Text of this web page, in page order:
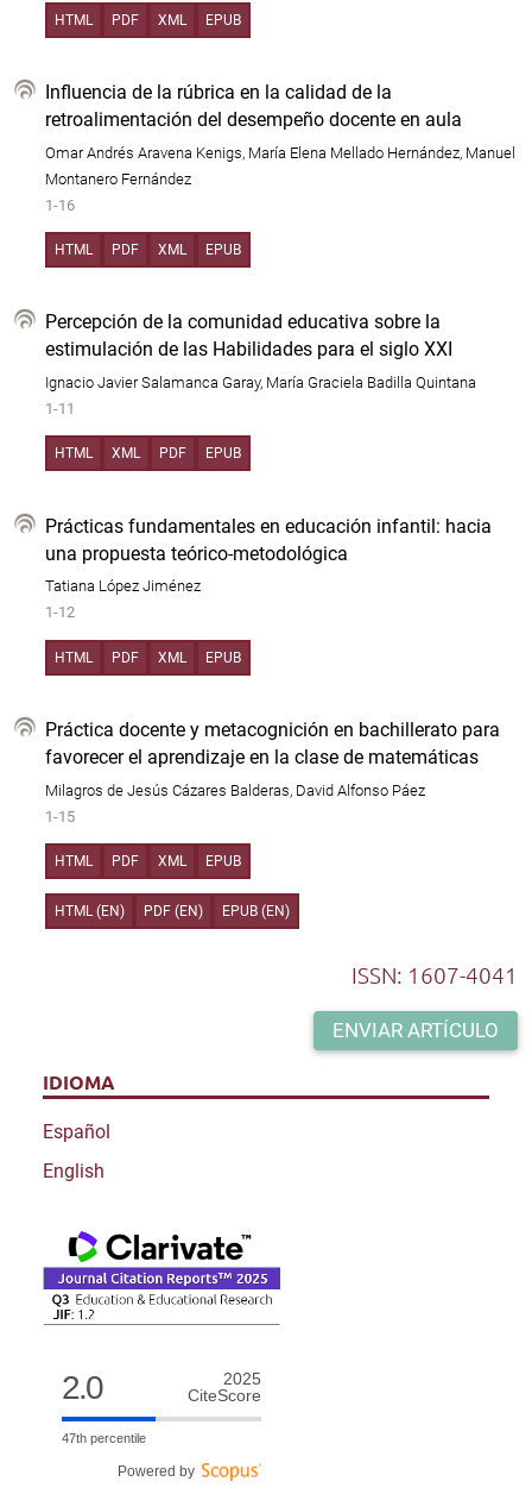
HTML PDF XML EPUB
Influencia de la rúbrica en la calidad de la
retroalimentación del desempeño docente en aula
Omar Andrés Aravena Kenigs, María Elena Mellado Hernández, Manuel
Montanero Fernández
1-16
HTML PDF XML EPUB
Percepción de la comunidad educativa sobre la
estimulación de las Habilidades para el siglo XXI
Ignacio Javier Salamanca Garay, María Graciela Badilla Quintana
1-11
HTML XML PDF EPUB
Prácticas fundamentales en educación infantil: hacia
una propuesta teórico-metodológica
Tatiana López Jiménez
1-12
HTML PDF XML EPUB
Práctica docente y metacognición en bachillerato para
favorecer el aprendizaje en la clase de matemáticas
Milagros de Jesús Cázares Balderas, David Alfonso Páez
1-15
HTML PDF XML EPUB
HTML (EN) PDF (EN) EPUB (EN)
ISSN: 1607-4041
ENVIAR ARTÍCULO
IDIOMA
Español
English
2.0
2025
CiteScore
47th percentile
Powered by